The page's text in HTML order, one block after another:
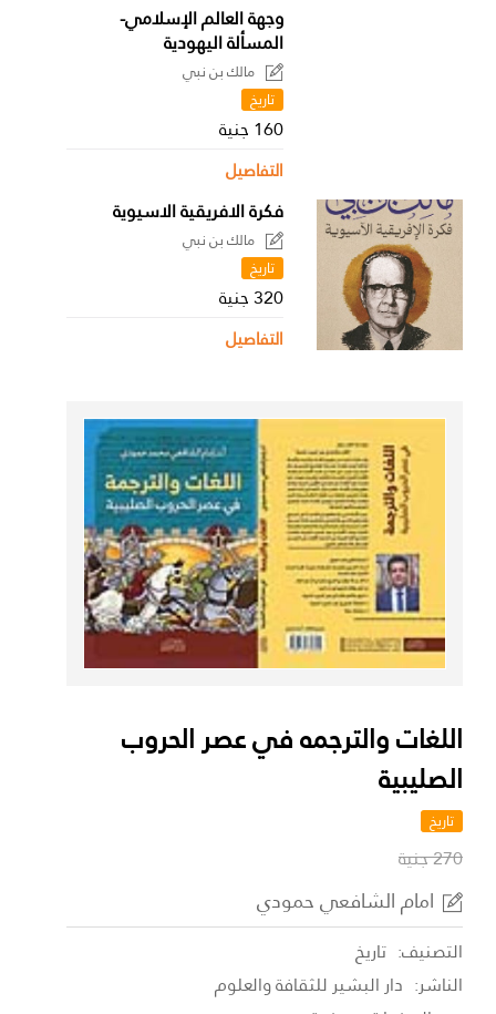
وجهة العالم الإسلامي-
المسألة اليهودية
مالك بن نبي
تاريخ
160 جنية
التفاصيل
فكرة الافريقية الاسيوية
مالك بن نبي
تاريخ
320 جنية
التفاصيل
اللغات والترجمه في عصر الحروب
الصليبية
تاريخ
270 جنية
امام الشافعي حمودي
التصنيف: تاريخ
الناشر: دار البشير للثقافة والعلوم